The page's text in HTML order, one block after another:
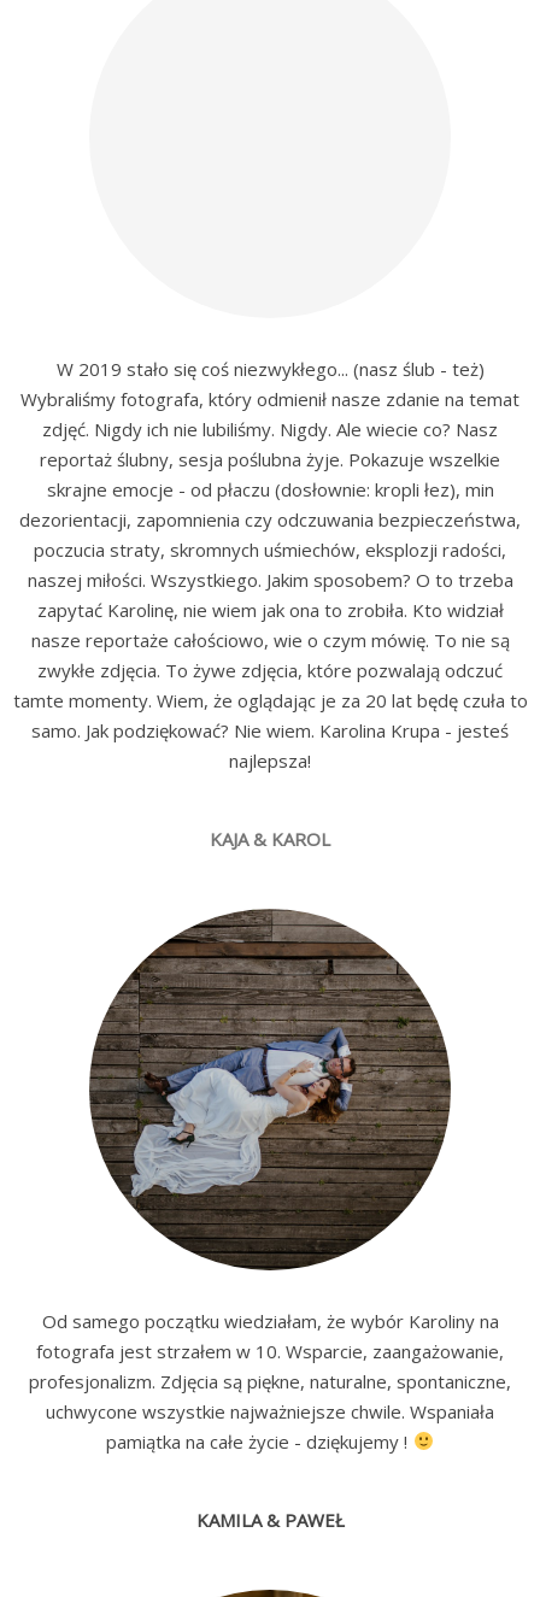
W 2019 stało się coś niezwykłego... (nasz ślub - też)
Wybraliśmy fotografa, który odmienił nasze zdanie na temat
zdjęć. Nigdy ich nie lubiliśmy. Nigdy. Ale wiecie co? Nasz
reportaż ślubny, sesja poślubna żyje. Pokazuje wszelkie
skrajne emocje - od płaczu (dosłownie: kropli łez), min
dezorientacji, zapomnienia czy odczuwania bezpieczeństwa,
poczucia straty, skromnych uśmiechów, eksplozji radości,
naszej miłości. Wszystkiego. Jakim sposobem? O to trzeba
zapytać Karolinę, nie wiem jak ona to zrobiła. Kto widział
nasze reportaże całościowo, wie o czym mówię. To nie są
zwykłe zdjęcia. To żywe zdjęcia, które pozwalają odczuć
tamte momenty. Wiem, że oglądając je za 20 lat będę czuła to
samo. Jak podziękować? Nie wiem. Karolina Krupa - jesteś
najlepsza!
KAJA & KAROL
Od samego początku wiedziałam, że wybór Karoliny na
fotografa jest strzałem w 10. Wsparcie, zaangażowanie,
profesjonalizm. Zdjęcia są piękne, naturalne, spontaniczne,
uchwycone wszystkie najważniejsze chwile. Wspaniała
pamiątka na całe życie - dziękujemy !
KAMILA & PAWEŁ